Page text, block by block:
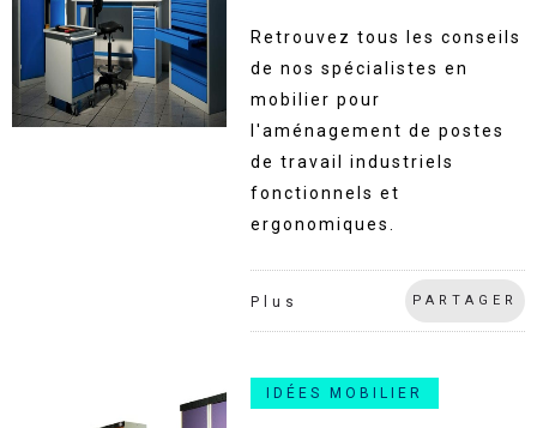
Retrouvez tous les conseils
de nos spécialistes en
mobilier pour
l'aménagement de postes
de travail industriels
fonctionnels et
ergonomiques.
Plus PARTAGER
IDÉES MOBILIER